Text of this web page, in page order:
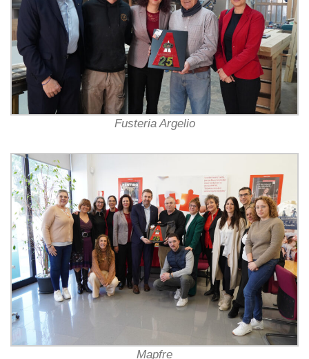
Fusteria Argelio
Mapfre